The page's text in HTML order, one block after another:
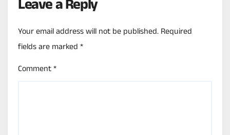
Leave a Reply
Your email address will not be published.Required
fields are marked*
Comment*